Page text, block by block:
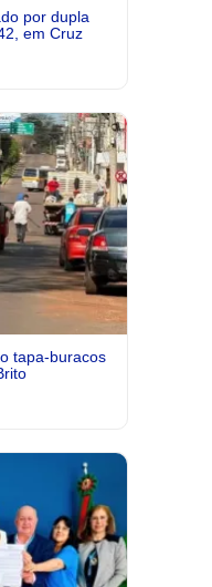
por dupla
em Cruz
tapa-buracos